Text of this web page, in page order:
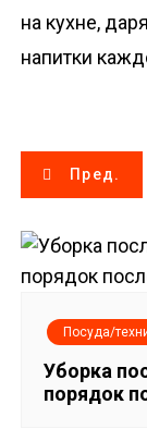
на кухне,
напитки
Н
а
в
Пред.
Посуда/
Уборка
порядок